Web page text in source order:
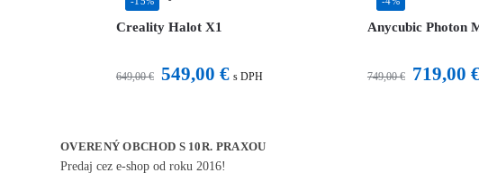
Creality Halot X1
649,00€ 549,00 € s DPH
Anycubic Photon
749,00€ 719,00
OVERENÝ OBCHOD S 10R. PRAXOU
Predaj cez e-shop od roku 2016!